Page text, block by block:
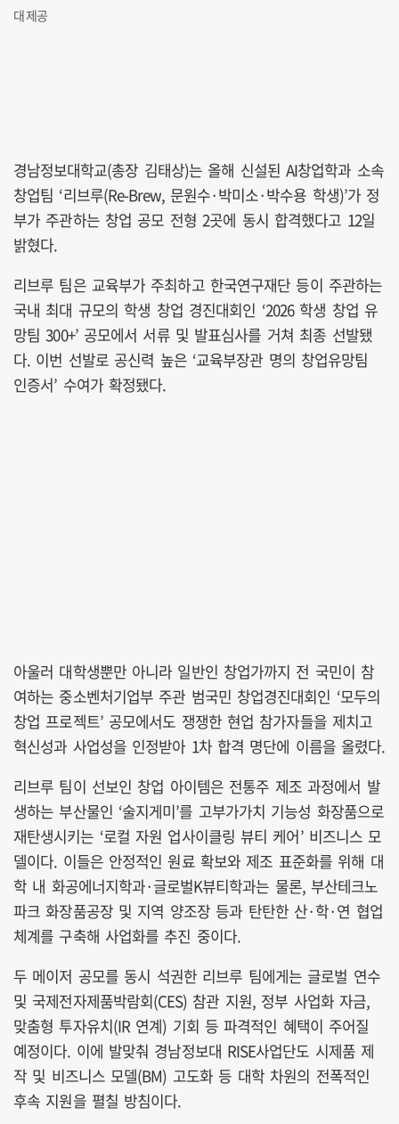
대 제공
경남정보대학교(총장 김태상)는 올해 신설된 AI창업학과 소속
창업팀 ‘리브루(Re-Brew, 문원수·박미소·박수용 학생)’가 정
부가 주관하는 창업 공모 전형 2곳에 동시 합격했다고 12일
밝혔다.
리브루 팀은 교육부가 주최하고 한국연구재단 등이 주관하는
국내 최대 규모의 학생 창업 경진대회인 ‘2026 학생 창업 유
망팀 300+’ 공모에서 서류 및 발표심사를 거쳐 최종 선발됐
다. 이번 선발로 공신력 높은 ‘교육부장관 명의 창업유망팀
인증서’ 수여가 확정됐다.
아울러 대학생뿐만 아니라 일반인 창업가까지 전 국민이 참
여하는 중소벤처기업부 주관 범국민 창업경진대회인 ‘모두의
창업 프로젝트’ 공모에서도 쟁쟁한 현업 참가자들을 제치고
혁신성과 사업성을 인정받아 1차 합격 명단에 이름을 올렸다.
리브루 팀이 선보인 창업 아이템은 전통주 제조 과정에서 발
생하는 부산물인 ‘술지게미’를 고부가가치 기능성 화장품으로
재탄생시키는 ‘로컬 자원 업사이클링 뷰티 케어’ 비즈니스 모
델이다. 이들은 안정적인 원료 확보와 제조 표준화를 위해 대
학 내 화공에너지학과·글로벌K뷰티학과는 물론, 부산테크노
파크 화장품공장 및 지역 양조장 등과 탄탄한 산·학·연 협업
체계를 구축해 사업화를 추진 중이다.
두 메이저 공모를 동시 석권한 리브루 팀에게는 글로벌 연수
및 국제전자제품박람회(CES) 참관 지원, 정부 사업화 자금,
맞춤형 투자유치(IR 연계) 기회 등 파격적인 혜택이 주어질
예정이다. 이에 발맞춰 경남정보대 RISE사업단도 시제품 제
작 및 비즈니스 모델(BM) 고도화 등 대학 차원의 전폭적인
후속 지원을 펼칠 방침이다.